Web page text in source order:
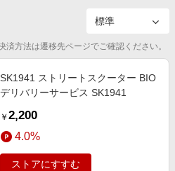
方法は遷移先ページでご確認ください。
SK1941 ストリートスクーター BIO
デリバリーサービス SK1941
￥ 2,200
4.0%
ストアにすすむ